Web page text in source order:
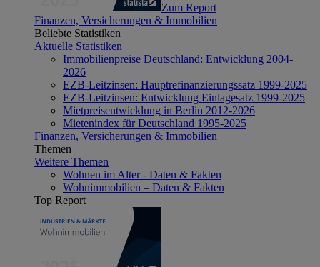
Zum Report
Finanzen, Versicherungen & Immobilien
Beliebte Statistiken
Aktuelle Statistiken
Immobilienpreise Deutschland: Entwicklung 2004-
2026
EZB-Leitzinsen: Hauptrefinanzierungssatz 1999-2025
EZB-Leitzinsen: Entwicklung Einlagesatz 1999-2025
Mietpreisentwicklung in Berlin 2012-2026
Mietenindex für Deutschland 1995-2025
Finanzen, Versicherungen & Immobilien
Themen
Weitere Themen
Wohnen im Alter - Daten & Fakten
Wohnimmobilien – Daten & Fakten
Top Report